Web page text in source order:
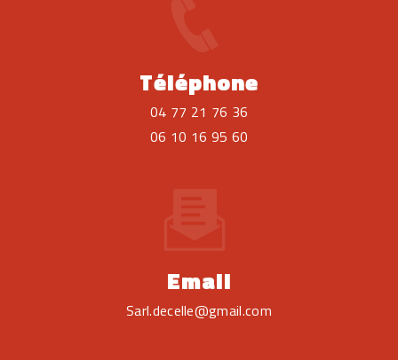
Téléphone
04 77 21 76 36
06 10 16 95 60
Email
sarl.decelle@gmail.com